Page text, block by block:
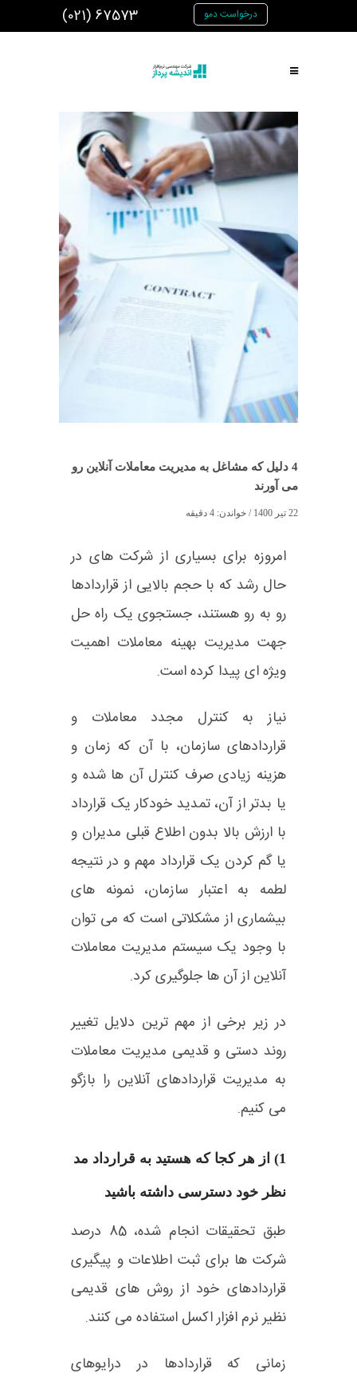
درخواست دمو (021) 67573
4 دلیل که مشاغل به مدیریت معاملات آنلاین رو
می آورند
22 تیر 1400 / خواندن: 4 دقیقه
امروزه برای بسیاری از شرکت های در
حال رشد که با حجم بالایی از قراردادها
رو به رو هستند، جستجوی یک راه حل
جهت مدیریت بهینه معاملات اهمیت
ویژه ای پیدا کرده است.
نیاز به کنترل مجدد معاملات و
قراردادهای سازمان، با آن که زمان و
هزینه زیادی صرف کنترل آن ها شده و
یا بدتر از آن، تمدید خودکار یک قرارداد
با ارزش بالا بدون اطلاع قبلی مدیران و
یا گم کردن یک قرارداد مهم و در نتیجه
لطمه به اعتبار سازمان، نمونه های
بیشماری از مشکلاتی است که می توان
با وجود یک سیستم مدیریت معاملات
آنلاین از آن ها جلوگیری کرد.
در زیر برخی از مهم ترین دلایل تغییر
روند دستی و قدیمی مدیریت معاملات
به مدیریت قراردادهای آنلاین را بازگو
می کنیم.
1) از هر کجا که هستید به قرارداد مد
نظر خود دسترسی داشته باشید
طبق تحقیقات انجام شده، 85 درصد
شرکت ها برای ثبت اطلاعات و پیگیری
قراردادهای خود از روش های قدیمی
نظیر نرم افزار اکسل استفاده می کنند.
زمانی که قراردادها در درایوهای